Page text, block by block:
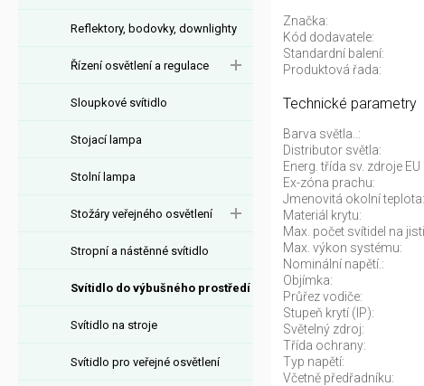
Reflektory, bodovky, downlighty
Řízení osvětlení a regulace
Sloupkové svítidlo
Stojací lampa
Stolní lampa
Stožáry veřejného osvětlení
Stropní a nástěnné svítidlo
Svítidlo do výbušného prostředí
Svítidlo na stroje
Svítidlo pro veřejné osvětlení
Značka:
Kód dodavatele:
Standardní balení:
Produktová řada:
Technické parametry
Barva světla..:
Distributor světla:
Energ. třída sv. zdroje
Ex-zóna prachu:
Jmenovitá okolní teplota:
Materiál krytu:
Max. počet svítidel na
Max. výkon systému:
Nominální napětí.:
Objímka:
Průřez vodiče:
Stupeň krytí (IP):
Světelný zdroj:
Třída ochrany:
Typ napětí:
Včetně předřadníku: